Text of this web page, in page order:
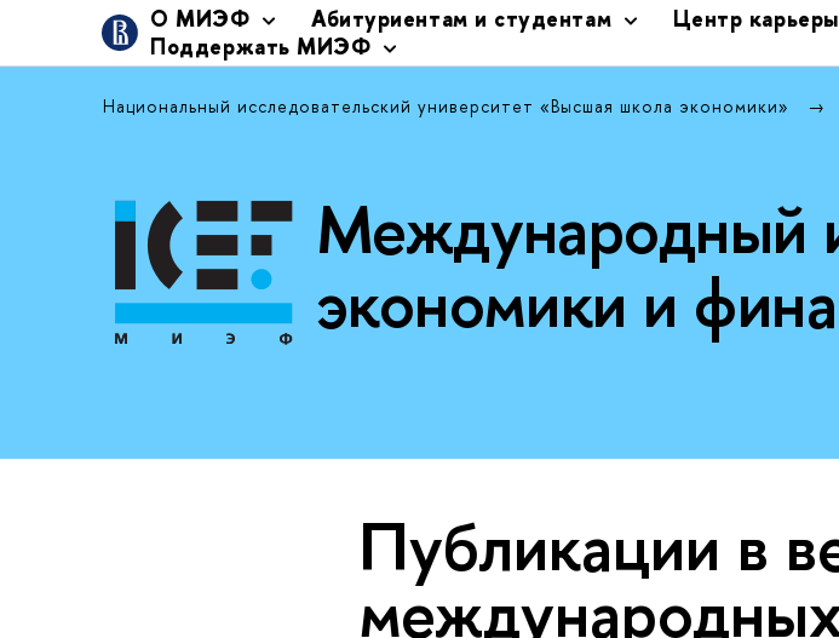
О МИЭФ Абитуриентам и студентам Центр
Поддержать МИЭФ
Национальный исследовательский университет «Высшая школа экономики»
Международный
экономики и
Публикации в